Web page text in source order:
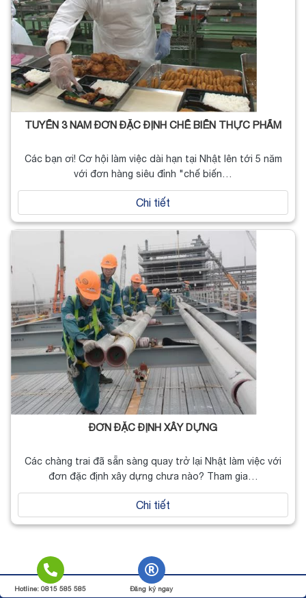
TUYỂN 3 NAM ĐƠN ĐẶC ĐỊNH CHẾ BIẾN THỰC PHẨM
Các bạn ơi! Cơ hội làm việc dài hạn tại Nhật lên tới 5 năm
với đơn hàng siêu đỉnh "chế biến…
Chi tiết
ĐƠN ĐẶC ĐỊNH XÂY DỰNG
Các chàng trai đã sẵn sàng quay trở lại Nhật làm việc với
đơn đặc định xây dựng chưa nào? Tham gia…
Chi tiết
Copyright 2026 ©
Hotline: 0815 585 585 Đăng ký ngay